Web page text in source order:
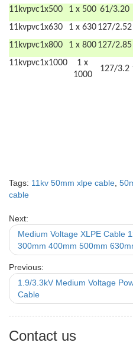
11kvpvc1x500
1 x 500 61/3.20
11kvpvc1x630
1 x 630127/2.52
11kvpvc1x800
1 x 800127/2.85
11kvpvc1x1000
1 x
1000
127/3.2
Tags: 11kv 50mm xlpe cable
cable
Next:
Medium Voltage XLPE Cable
300mm 400mm 500mm
Previous:
1.9/3.3kV Medium Voltage
Cable
Contact us